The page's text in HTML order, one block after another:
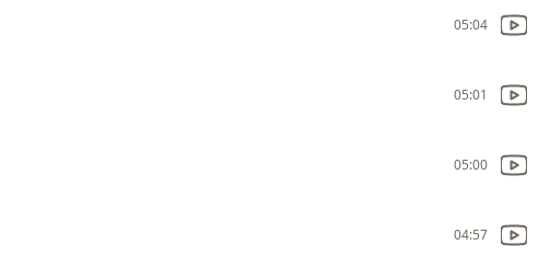
05:04
05:01
05:00
04:57